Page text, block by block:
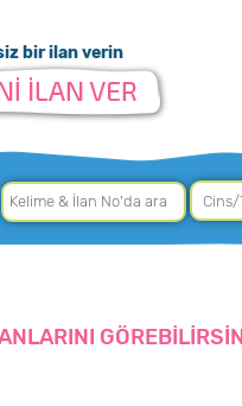
bir ilan verin